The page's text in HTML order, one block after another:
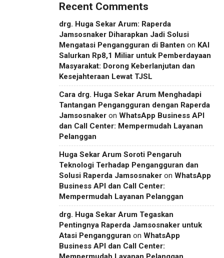
Recent Comments
drg. Huga Sekar Arum: Raperda
Jamsosnaker Diharapkan Jadi Solusi
Mengatasi Pengangguran di Banten on KAI
Salurkan Rp8,1 Miliar untuk Pemberdayaan
Masyarakat: Dorong Keberlanjutan dan
Kesejahteraan Lewat TJSL
Cara drg. Huga Sekar Arum Menghadapi
Tantangan Pengangguran dengan Raperda
Jamsosnaker on WhatsApp Business API
dan Call Center: Mempermudah Layanan
Pelanggan
Huga Sekar Arum Soroti Pengaruh
Teknologi Terhadap Pengangguran dan
Solusi Raperda Jamsosnaker on WhatsApp
Business API dan Call Center:
Mempermudah Layanan Pelanggan
drg. Huga Sekar Arum Tegaskan
Pentingnya Raperda Jamsosnaker untuk
Atasi Pengangguran on WhatsApp
Business API dan Call Center: